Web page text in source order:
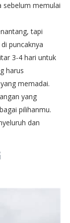
sebelum memulai
tapi
puncaknya
3-4 hari untuk
harus
memadai.
yang
pilihanmu.
dan